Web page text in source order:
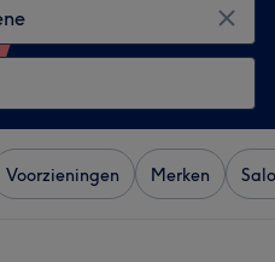
Voorzieningen Merken